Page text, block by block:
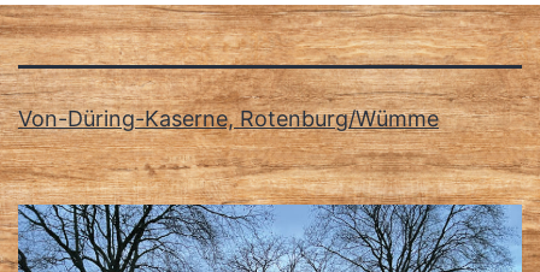
Von-Düring-Kaserne, Rotenburg/Wümme